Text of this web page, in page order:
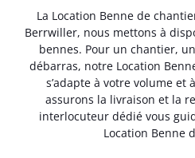
La Location Benne de
Berrwiller, nous mettons à
bennes. Pour un chantier,
débarras, notre Location
s’adapte à votre volume et
assurons la livraison et la
interlocuteur dédié vous
Location Benne